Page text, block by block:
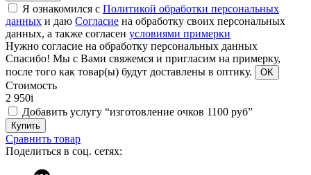
Я ознакомился с Политикой обработки персональных
данных и даю Согласие на обработку своих персональных
данных, а также согласен условиями примерки
Нужно согласие на обработку персональных данных
Спасибо! Мы с Вами свяжемся и пригласим на примерку,
после того как товар(ы) будут доставлены в оптику.
OK
Стоимость
2 950i
Добавить услугу “изготовление очков 1100 руб”
Купить
Сравнить товар
Поделиться в соц. сетях: